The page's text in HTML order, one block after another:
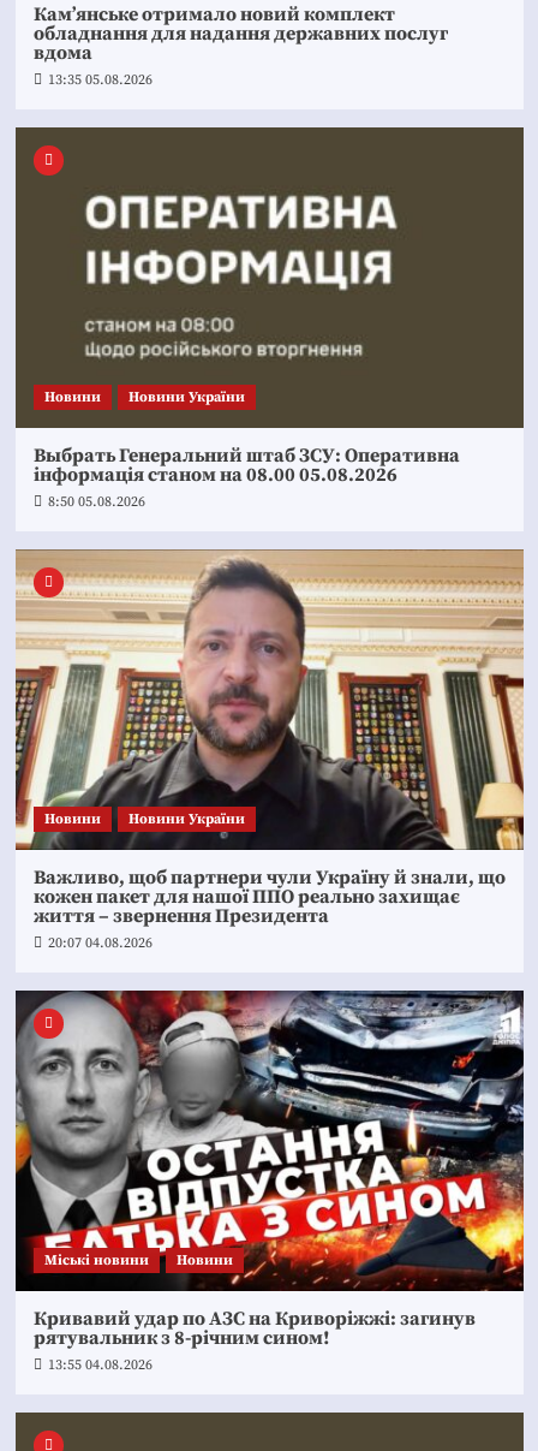
Кам’янське отримало новий комплект
обладнання для надання державних послуг
вдома
13:35 05.08.2026
Новини Новини України
Выбрать Генеральний штаб ЗСУ: Оперативна
інформація станом на 08.00 05.08.2026
8:50 05.08.2026
Новини Новини України
Важливо, щоб партнери чули Україну й знали, що
кожен пакет для нашої ППО реально захищає
життя – звернення Президента
20:07 04.08.2026
Mіські новини Новини
Кривавий удар по АЗС на Криворіжжі: загинув
рятувальник з 8-річним сином!
13:55 04.08.2026